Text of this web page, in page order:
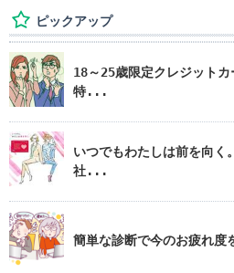
ピックアップ
18～25歳限定クレジット
特...
いつでもわたしは前を向く
社...
簡単な診断で今のお疲れ度